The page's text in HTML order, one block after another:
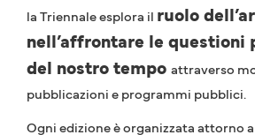
la Triennale esplora il ruolo
nell’affrontare le questioni
del nostro tempo attraverso
pubblicazioni e programmi pubblici.
Ogni edizione è organizzata attorno